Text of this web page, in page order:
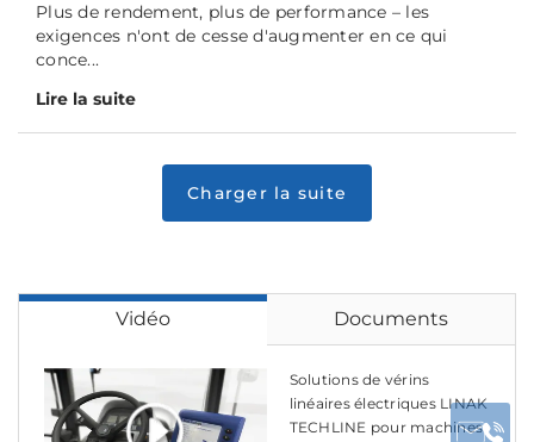
Plus de rendement, plus de performance – les
exigences n'ont de cesse d'augmenter en ce qui
conce...
Lire la suite
Vidéo Documents
Solutions de vérins
linéaires électriques LINAK
TECHLINE pour machines